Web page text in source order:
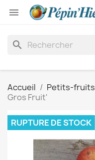

search
Accueil Petits-fruits
Gros Fruit'
RUPTURE DE STOCK